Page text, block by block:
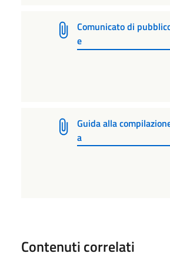
Comunicato di
e
Guida alla
a
Contenuti correlati